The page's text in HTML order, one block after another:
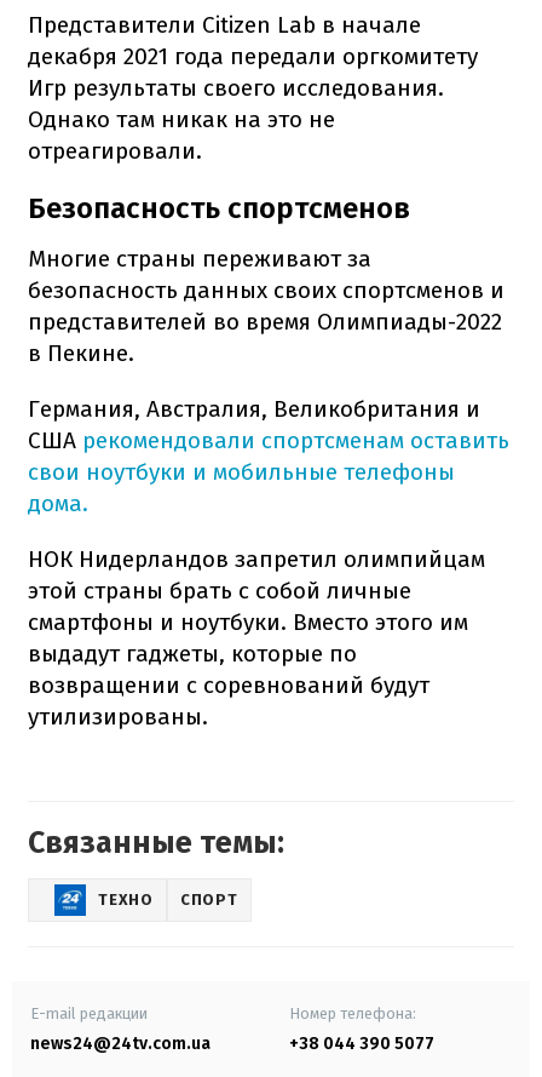
Представители Citizen Lab в начале
декабря 2021 года передали оргкомитету
Игр результаты своего исследования.
Однако там никак на это не
отреагировали.
Безопасность спортсменов
Многие страны переживают за
безопасность данных своих спортсменов и
представителей во время Олимпиады-2022
в Пекине.
Германия, Австралия, Великобритания и
США рекомендовали спортсменам оставить
свои ноутбуки и мобильные телефоны
дома.
НОК Нидерландов запретил олимпийцам
этой страны брать с собой личные
смартфоны и ноутбуки. Вместо этого им
выдадут гаджеты, которые по
возвращении с соревнований будут
утилизированы.
Связанные темы:
ТЕХНО СПОРТ
E-mail редакции
news24@24tv.com.ua
Номер телефона:
+38 044 390 5077